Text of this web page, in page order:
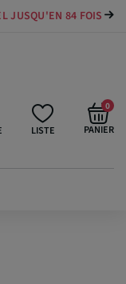
JUSQU'EN 84 FOIS
LISTE PANIER
0